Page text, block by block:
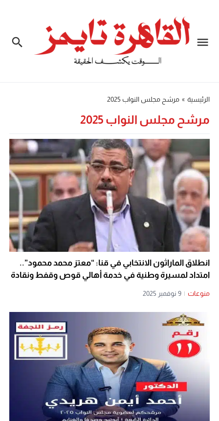
الرئيسية » مرشح مجلس النواب 2025
مرشح مجلس النواب 2025
انطلاق الماراثون الانتخابي في قنا: “معتز محمد محمود”..
امتداد لمسيرة وطنية في خدمة أهالي قوص وقفط ونقادة
منوعات | 9 نوفمبر 2025